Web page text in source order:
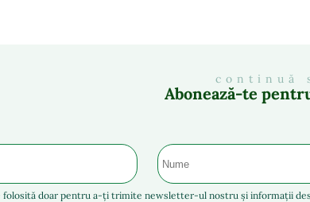
continuă
Abonează-te
folosită doar pentru a-ți trimite newsletter-ul nostru și informații